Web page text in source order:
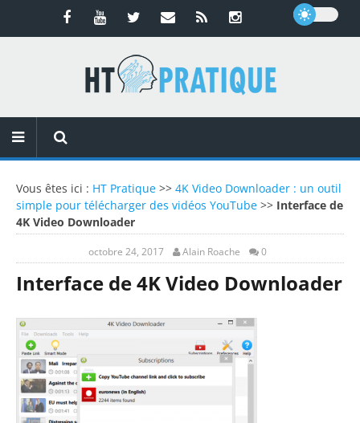
Vous êtes ici : HT Pratique >> 4K Video Downloader : un outil
simple pour télécharger des vidéos YouTube >> Interface de
4K Video Downloader
octobre 24, 2017 Alain Roache 0
Interface de 4K Video Downloader